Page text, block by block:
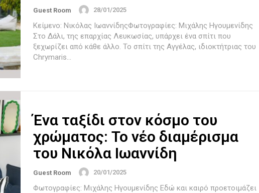
Guest Room 28/01/2025
Κείμενο: Νικόλας ΙωαννίδηςΦωτογραφίες: Μιχάλης Ηγουμενίδης
Στο Δάλι, της επαρχίας Λευκωσίας, υπάρχει ένα σπίτι που
ξεχωρίζει από κάθε άλλο. Το σπίτι της Αγγέλας, ιδιοκτήτριας του
Chrymaris...
Ένα ταξίδι στον κόσμο του
χρώματος: Το νέο διαμέρισμα
του Νικόλα Ιωαννίδη
Guest Room 20/01/2025
Φωτογραφίες: Μιχάλης Ηγουμενίδης Εδώ και καιρό προετοιμάζει